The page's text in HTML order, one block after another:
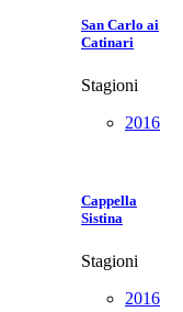
San Carlo ai
Catinari
Stagioni
2016
Cappella
Sistina
Stagioni
2016